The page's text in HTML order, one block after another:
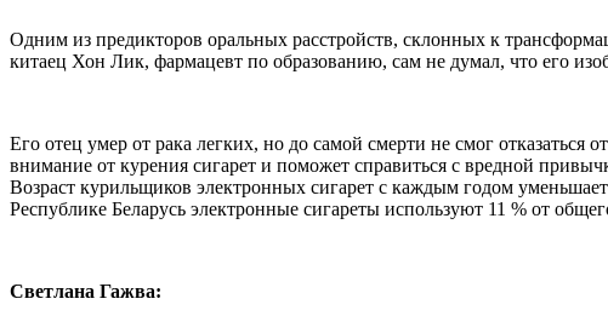
Одним из предикторов оральных расстройств, склонных к
китаец Хон Лик, фармацевт по образованию, сам не думал, что его
Его отец умер от рака легких, но до самой смерти не смог отказаться
внимание от курения сигарет и поможет справиться с вредной
Возраст курильщиков электронных сигарет с каждым годом
Республике Беларусь электронные сигареты используют 11 % от
Светлана Гажва: